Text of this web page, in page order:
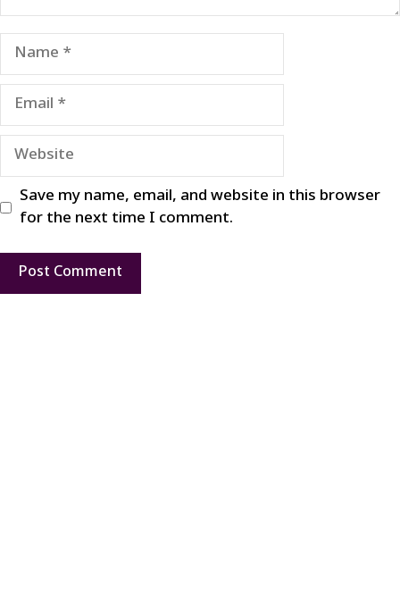
Name
Email
Website
Save my name, email, and website in this browser
for the next time I comment.